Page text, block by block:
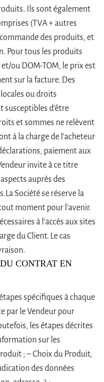
Ils sont également
(TVA + autres
des produits, et
Pour tous les produits
ou DOM-TOM, le prix est
sur la facture. Des
ou droits
susceptibles d’être
et sommes ne relèvent
à la charge de l’acheteur
paiement aux
invite à ce titre
auprès des
Société se réserve la
moment pour l’avenir.
à l’accès aux sites
du Client. Le cas
CONTRAT EN
spécifiques à chaque
par le Vendeur pour
les étapes décrites
sur les
; – Choix du Produit,
des données